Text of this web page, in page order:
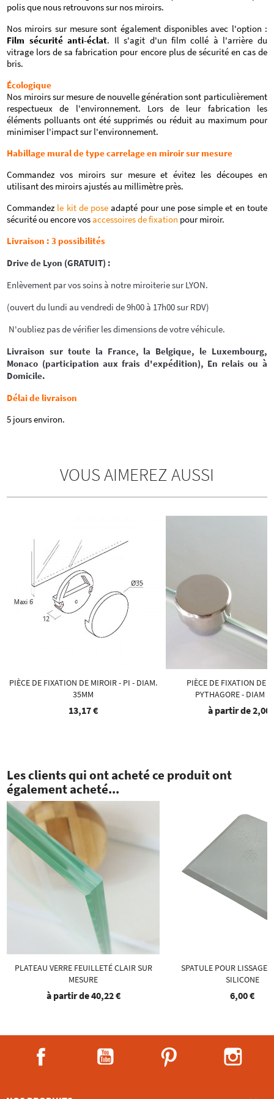
polis que nous retrouvons sur nos miroirs.
Nos miroirs sur mesure sont également disponibles avec l'option :
Film sécurité anti-éclat. Il s'agit d'un film collé à l'arrière du
vitrage lors de sa fabrication pour encore plus de sécurité en cas de
bris.
Écologique
Nos miroirs sur mesure de nouvelle génération sont particulièrement
respectueux de l'environnement. Lors de leur fabrication les
éléments polluants ont été supprimés ou réduit au maximum pour
minimiser l'impact sur l'environnement.
Habillage mural de type carrelage en miroir sur mesure
Commandez vos miroirs sur mesure et évitez les découpes en
utilisant des miroirs ajustés au millimètre près.
Commandez le kit de pose adapté pour une pose simple et en toute
sécurité ou encore vosaccessoires de fixation pour miroir.
Livraison : 3 possibilités
Drive de Lyon (GRATUIT) :
Enlèvement par vos soins à notre miroiterie sur LYON.
(ouvert du lundi au vendredi de 9h00 à 17h00 sur RDV)
N'oubliez pas de vérifier les dimensions de votre véhicule.
Livraison sur toute la France, la Belgique, le Luxembourg,
Monaco (participation aux frais d'expédition), En relais ou à
Domicile.
Délai de livraison
5 jours environ.
VOUS AIMEREZ AUSSI
PIÈCE DE FIXATION DE MIROIR - PI - DIAM.
35MM
13,17 €
PIÈCE DE FIXATION DE
PYTHAGORE - DIAM
à partir de2,00
Les clients qui ont acheté ce produit ont
également acheté...
PLATEAU VERRE FEUILLETÉ CLAIR SUR
MESURE
à partir de40,22 €
SPATULE POUR LISSAGE
SILICONE
6,00 €